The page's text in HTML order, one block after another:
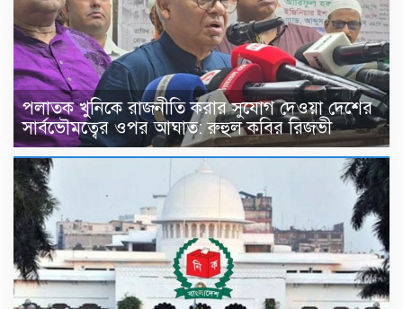
পলাতক খুনিকে রাজনীতি করার সুযোগ দেওয়া দেশের
সার্বভৌমত্বের ওপর আঘাত: রুহুল কবির রিজভী